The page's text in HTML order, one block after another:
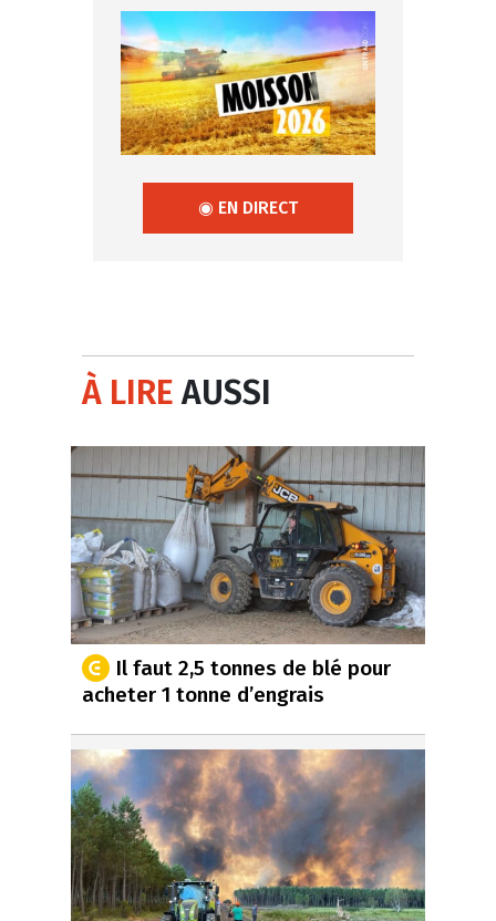
◉ EN DIRECT
À LIREAUSSI
Il faut 2,5 tonnes de blé pour
acheter 1 tonne d’engrais